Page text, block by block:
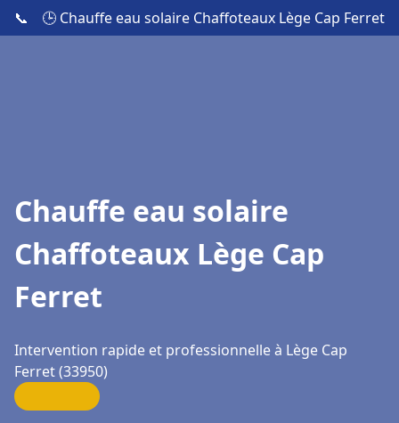
📞 🕒 Chauffe eau solaire Chaffoteaux Lège Cap Ferret
Chauffe eau solaire
Chaffoteaux Lège Cap
Ferret
Intervention rapide et professionnelle à Lège Cap
Ferret (33950)